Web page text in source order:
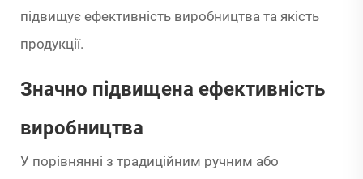
підвищує ефективність виробництва та якість
продукції.
Значно підвищена ефективність
виробництва
У порівнянні з традиційним ручним або